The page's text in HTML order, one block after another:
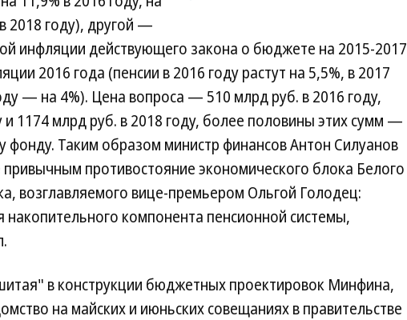
2018 году), другой —
инфляции действующего закона о бюджете на 2015-2017
2016 года (пенсии в 2016 году растут на 5,5%, в 2017
— на 4%). Цена вопроса — 510 млрд руб. в 2016 году,
и 1174 млрд руб. в 2018 году, более половины этих сумм —
фонду. Таким образом министр финансов Антон Силуанов
противостояние экономического блока Белого
возглавляемого вице-премьером Ольгой Голодец:
накопительного компонента пенсионной системы,
в конструкции бюджетных проектировок Минфина,
на майских и июньских совещаниях в правительстве